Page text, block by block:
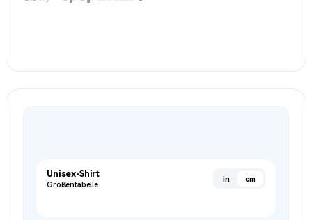
Unisex-Shirt
Größentabelle
in cm